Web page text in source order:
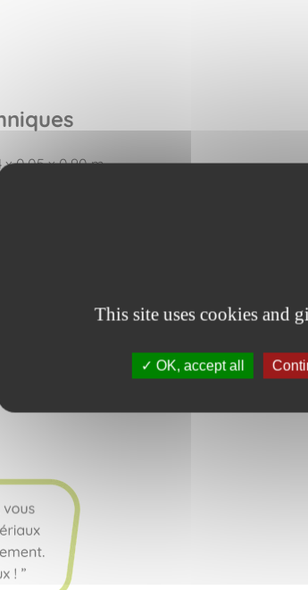
This site uses cookies and
OK, accept all
x 0,05 x 0,90 m